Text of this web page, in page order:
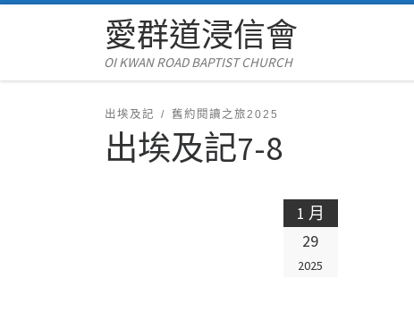
Skip to content愛群道浸信會
OI KWAN ROAD BAPTIST CHURCH
出埃及記 舊約閱讀之旅2025
出埃及記7-8
1 月
29
2025